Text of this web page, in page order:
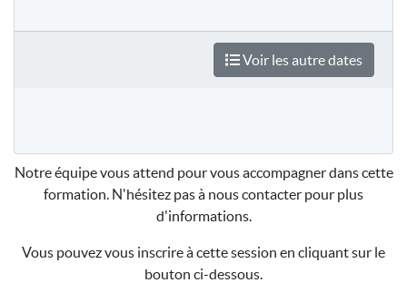
Voir les autre dates
Notre équipe vous attend pour vous accompagner dans cette
formation. N'hésitez pas à nous contacter pour plus
d'informations.
Vous pouvez vous inscrire à cette session en cliquant sur le
bouton ci-dessous.